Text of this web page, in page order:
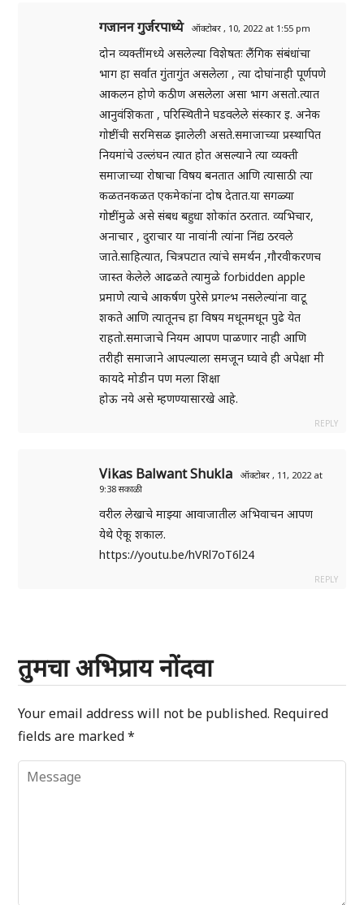
गजानन गुर्जरपाध्ये ऑक्टोबर , 10, 2022 at 1:55 pm
दोन व्यक्तींमध्ये असलेल्या विशेषतः लैंगिक संबंधांचा
भाग हा सर्वात गुंतागुंत असलेला , त्या दोघांनाही पूर्णपणे
आकलन होणे कठीण असलेला असा भाग असतो.त्यात
आनुवंशिकता , परिस्थितीने घडवलेले संस्कार इ. अनेक
गोष्टींची सरमिसळ झालेली असते.समाजाच्या प्रस्थापित
नियमांचे उल्लंघन त्यात होत असल्याने त्या व्यक्ती
समाजाच्या रोषाचा विषय बनतात आणि त्यासाठी त्या
कळतनकळत एकमेकांना दोष देतात.या सगळ्या
गोष्टींमुळे असे संबध बहुधा शोकांत ठरतात. व्यभिचार,
अनाचार , दुराचार या नावांनी त्यांना निंद्य ठरवले
जाते.साहित्यात, चित्रपटात त्यांचे समर्थन ,गौरवीकरणच
जास्त केलेले आढळते त्यामुळे forbidden apple
प्रमाणे त्याचे आकर्षण पुरेसे प्रगल्भ नसलेल्यांना वाटू
शकते आणि त्यातूनच हा विषय मधूनमधून पुढे येत
राहतो.समाजाचे नियम आपण पाळणार नाही आणि
तरीही समाजाने आपल्याला समजून घ्यावे ही अपेक्षा मी
कायदे मोडीन पण मला शिक्षा
होऊ नये असे म्हणण्यासारखे आहे.
REPLY
Vikas Balwant Shukla
ऑक्टोबर , 11, 2022 at
9:38 सकाळी
वरील लेखाचे माझ्या आवाजातील अभिवाचन आपण
येथे ऐकू शकाल.
https://youtu.be/hVRl7oT6l24
REPLY
तुमचा अभिप्राय नोंदवा
Your email address will not be published. Required
fields are marked*